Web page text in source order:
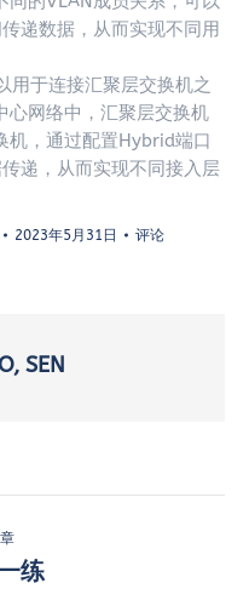
递数据，从而实现不同用
用于连接汇聚层交换机之
心网络中，汇聚层交换机
机，通过配置Hybrid端口
递，从而实现不同接入层
2023年5月31日 评论
SEN
练